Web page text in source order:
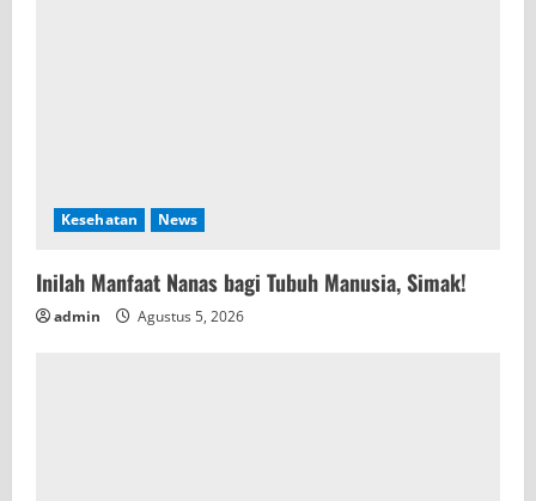
Kesehatan News
Inilah Manfaat Nanas bagi Tubuh Manusia, Simak!
admin Agustus 5, 2026